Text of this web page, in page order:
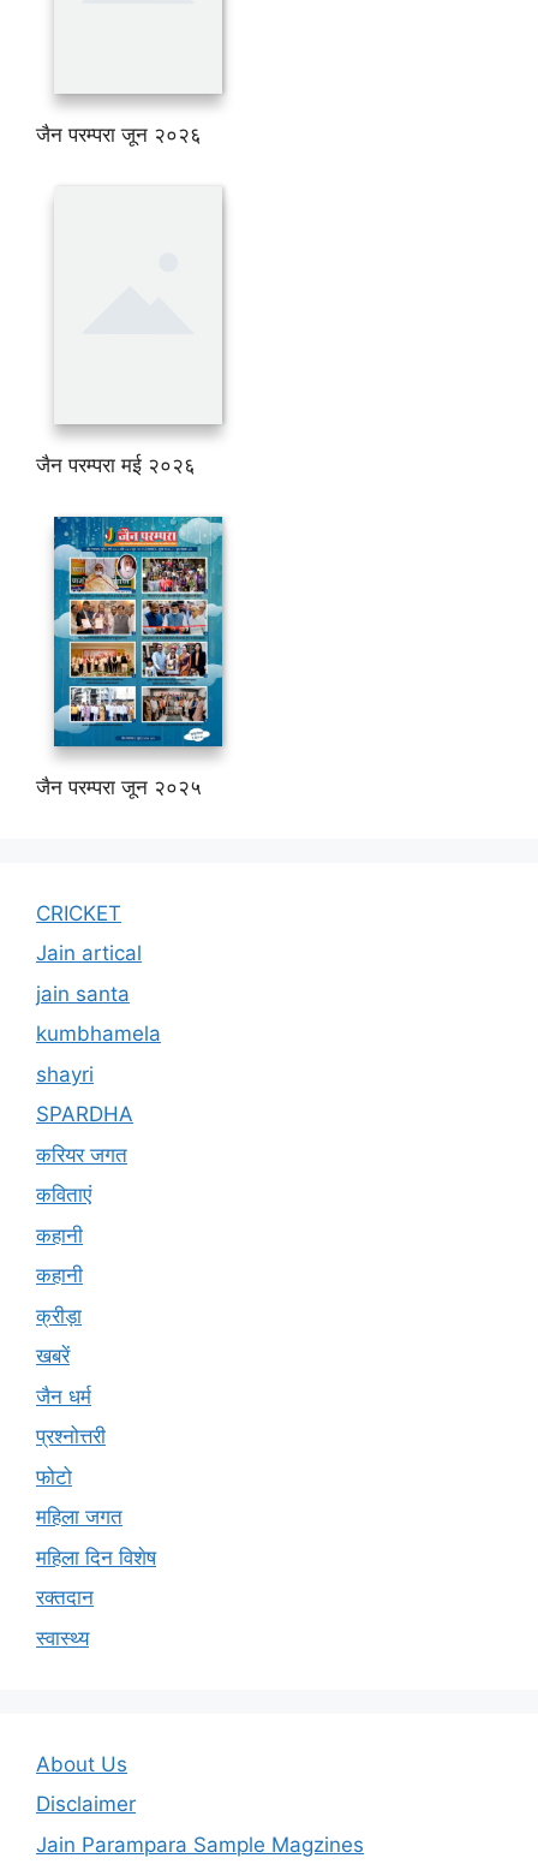
जैन परम्परा जून २०२६
जैन परम्परा मई २०२६
जैन परम्परा जून २०२५
Jain artical
kumbhamela
SPARDHA
कविताएं
कहानी
खबरें
प्रश्नोत्तरी
फोटो
महिला जगत
रक्तदान
Disclaimer
Privacy Policy